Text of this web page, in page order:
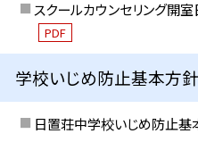
スクールカウンセリング開
PDF
学校いじめ防止基本方針
日置荘中学校いじめ防止基